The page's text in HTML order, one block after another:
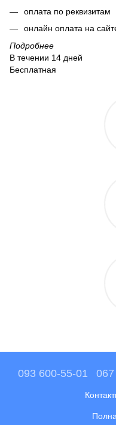
оплата по реквизитам
онлайн оплата на
Подробнее
В течении 14 дней
Бесплатная
093 600-55-01